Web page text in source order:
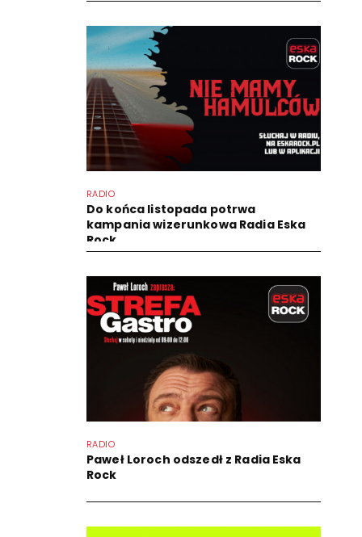
RADIO
Do końca listopada potrwa
kampania wizerunkowa Radia Eska
Rock
RADIO
Paweł Loroch odszedł z Radia Eska
Rock